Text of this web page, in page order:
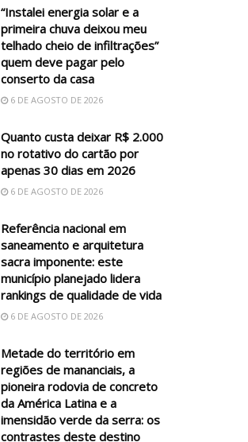
“Instalei energia solar e a
primeira chuva deixou meu
telhado cheio de infiltrações”
quem deve pagar pelo
conserto da casa
6 DE AGOSTO DE 2026
Quanto custa deixar R$ 2.000
no rotativo do cartão por
apenas 30 dias em 2026
6 DE AGOSTO DE 2026
Referência nacional em
saneamento e arquitetura
sacra imponente: este
município planejado lidera
rankings de qualidade de vida
6 DE AGOSTO DE 2026
Metade do território em
regiões de mananciais, a
pioneira rodovia de concreto
da América Latina e a
imensidão verde da serra: os
contrastes deste destino